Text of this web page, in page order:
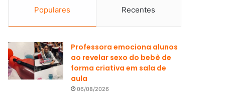
Populares Recentes
Professora emociona alunos
ao revelar sexo do bebê de
forma criativa em sala de
aula
06/08/2026